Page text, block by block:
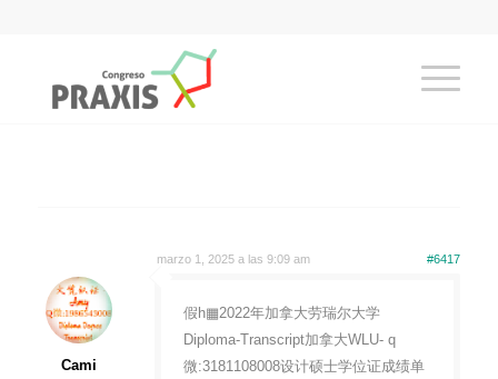
marzo 1, 2025 a las 9:09 am #6417
Cami
假h▦2022年加拿大劳瑞尔大学
Diploma-Transcript加拿大WLU- q
微:3181108008设计硕士学位证成绩单